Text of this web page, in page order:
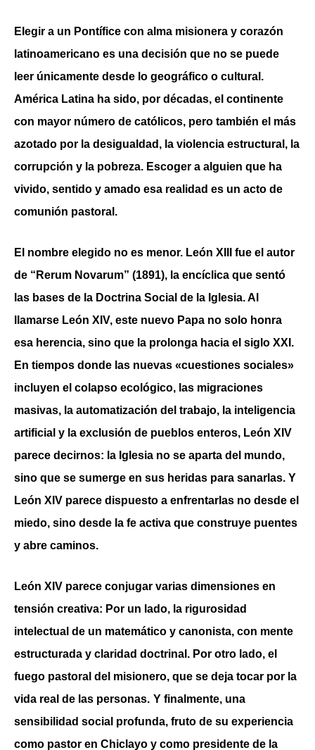
Elegir a un Pontífice con alma misionera y corazón
latinoamericano es una decisión que no se puede
leer únicamente desde lo geográfico o cultural.
América Latina ha sido, por décadas, el continente
con mayor número de católicos, pero también el más
azotado por la desigualdad, la violencia estructural, la
corrupción y la pobreza. Escoger a alguien que ha
vivido, sentido y amado esa realidad es un acto de
comunión pastoral.
El nombre elegido no es menor. León XIII fue el autor
de “Rerum Novarum” (1891), la encíclica que sentó
las bases de la Doctrina Social de la Iglesia. Al
llamarse León XIV, este nuevo Papa no solo honra
esa herencia, sino que la prolonga hacia el siglo XXI.
En tiempos donde las nuevas «cuestiones sociales»
incluyen el colapso ecológico, las migraciones
masivas, la automatización del trabajo, la inteligencia
artificial y la exclusión de pueblos enteros, León XIV
parece decirnos: la Iglesia no se aparta del mundo,
sino que se sumerge en sus heridas para sanarlas. Y
León XIV parece dispuesto a enfrentarlas no desde el
miedo, sino desde la fe activa que construye puentes
y abre caminos.
León XIV parece conjugar varias dimensiones en
tensión creativa: Por un lado, la rigurosidad
intelectual de un matemático y canonista, con mente
estructurada y claridad doctrinal . Por otro lado, el
fuego pastoral del misionero, que se deja tocar por la
vida real de las personas. Y finalmente, una
sensibilidad social profunda, fruto de su experiencia
como pastor en Chiclayo y como presidente de la